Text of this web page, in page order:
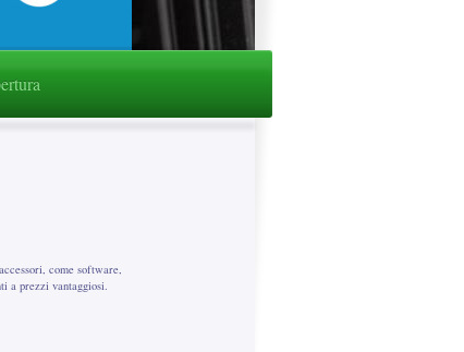
come software,
a prezzi vantaggiosi.